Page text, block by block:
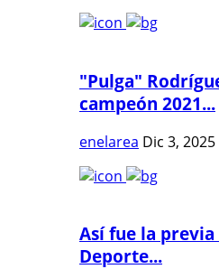
"Pulga"
campeón 2021...
enelarea Dic 3, 2025
Así fue la previa
Deporte...